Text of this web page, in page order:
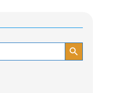
Search Button